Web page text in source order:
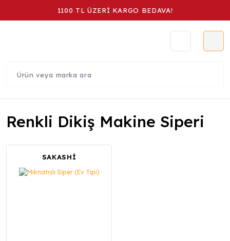
1100 TL ÜZERİ KARGO BEDAVA!
Renkli Dikiş Makine Siperi
SAKASHİ